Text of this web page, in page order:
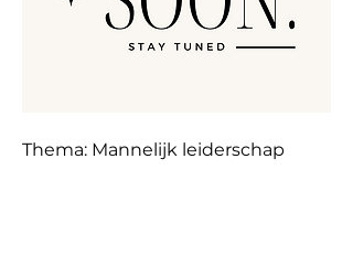
Thema: Mannelijk leiderschap